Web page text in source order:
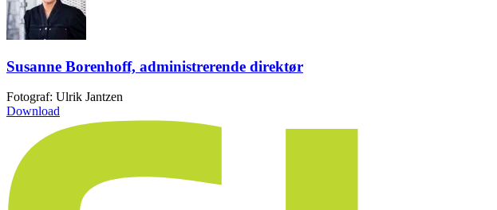
Susanne Borenhoff, administrerende direktør
Fotograf: Ulrik Jantzen
Download